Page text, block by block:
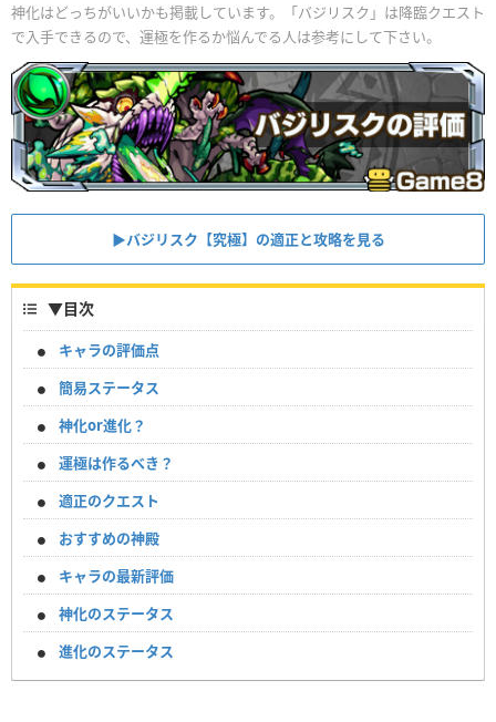
神化はどっちがいいかも掲載しています。「バジリスク」は降臨クエスト
で入手できるので、運極を作るか悩んでる人は参考にして下さい。
▶バジリスク【究極】の適正と攻略を見る
▼目次
キャラの評価点
簡易ステータス
神化or進化？
運極は作るべき？
適正のクエスト
おすすめの神殿
キャラの最新評価
神化のステータス
進化のステータス